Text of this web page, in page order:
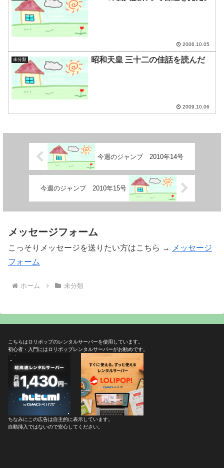
2006.10.05
未分類 昭和天皇 三十二の佳話を読んだ
2009.10.06
今週のジャンプ 2010年14号
今週のジャンプ 2010年15号
メッセージフォーム
こっそりメッセージを送りたい方はこちら →
メッセージ
フォーム
ホーム 未分類
こちらはロリポップのレンタルサーバーを使用しています。
初心者・入門にはロリポップレンタルサーバーがお勧めです。
ちなみにこの広告は自主的に表示しています。
自動挿入ではないので安心してください。